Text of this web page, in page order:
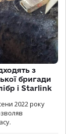
з
бригади
і Starlink
2022 року